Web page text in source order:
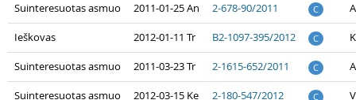
Suinteresuotas asmuo 2011-01-25 An 2-678-90/2011 C
Ieškovas 2012-01-11 Tr B2-1097-395/2012 C
Suinteresuotas asmuo 2011-03-23 Tr 2-1615-652/2011 C
Suinteresuotas asmuo 2012-03-15 Ke 2-180-547/2012 C